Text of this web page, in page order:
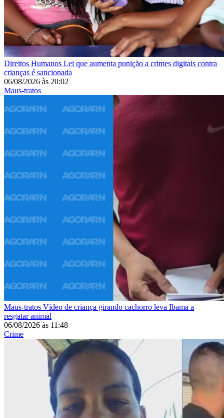
Direitos Humanos Lei que aumenta punição a crimes digitais contra
crianças é sancionada
06/08/2026 às 20:02
Maus-tratos
Maus-tratos Vídeo de criança girando cachorro leva Ibama a
resgatar animal
06/08/2026 às 11:48
Crime